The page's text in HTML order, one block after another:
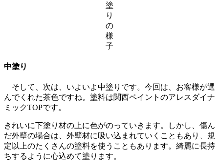
塗
り
の
様
子
中塗り
そして、次は、いよいよ中塗りです。今回は、お客様が選
んでくれた茶色ですね。塗料は関西ペイントのアレスダイナ
ミックTOPです。
きれいに下塗り材の上に色がのっていきます。しかし、傷ん
だ外壁の場合は、外壁材に吸い込まれていくこともあり、規
定以上のたくさんの塗料を使うこともあります。綺麗に長持
ちするように心込めて塗ります。